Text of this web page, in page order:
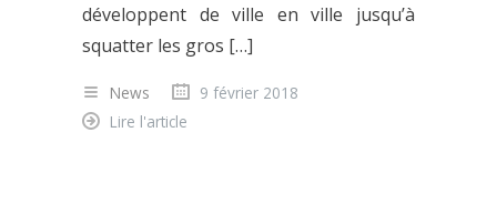
développent de ville en ville jusqu’à
squatter les gros […]
News
9 février 2018
Lire l'article